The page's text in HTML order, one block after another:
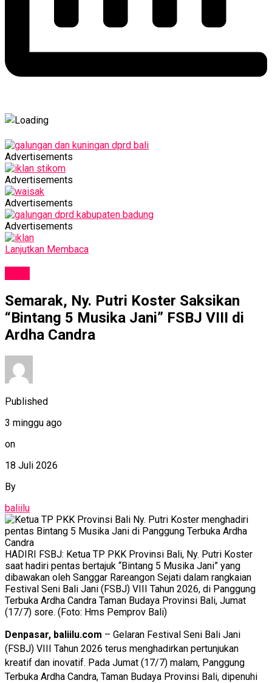
Advertisements
Advertisements
Advertisements
Advertisements
Lanjutkan Membaca
Semarak, Ny. Putri Koster Saksikan
“Bintang 5 Musika Jani” FSBJ VIII di
Ardha Candra
Published
3 minggu ago
on
18 Juli 2026
By
baliilu
HADIRI FSBJ: Ketua TP PKK Provinsi Bali, Ny. Putri Koster
saat hadiri pentas bertajuk “Bintang 5 Musika Jani” yang
dibawakan oleh Sanggar Rareangon Sejati dalam rangkaian
Festival Seni Bali Jani (FSBJ) VIII Tahun 2026, di Panggung
Terbuka Ardha Candra Taman Budaya Provinsi Bali, Jumat
(17/7) sore. (Foto: Hms Pemprov Bali)
Denpasar, baliilu.com – Gelaran Festival Seni Bali Jani
(FSBJ) VIII Tahun 2026 terus menghadirkan pertunjukan
kreatif dan inovatif. Pada Jumat (17/7) malam, Panggung
Terbuka Ardha Candra, Taman Budaya Provinsi Bali, dipenuhi